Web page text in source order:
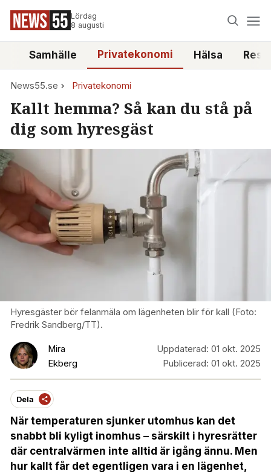
Lördag
8 augusti
Samhälle Privatekonomi Hälsa
News55.se Privatekonomi
Kallt hemma? Så kan du stå på
dig som hyresgäst
Hyresgäster bör felanmäla om lägenheten blir för kall (Foto:
Fredrik Sandberg/TT).
Mira
Ekberg
Uppdaterad: 01 okt. 2025
Publicerad: 01 okt. 2025
Dela
När temperaturen sjunker utomhus kan det
snabbt bli kyligt inomhus – särskilt i hyresrätter
där centralvärmen inte alltid är igång ännu. Men
hur kallt får det egentligen vara i en lägenhet,